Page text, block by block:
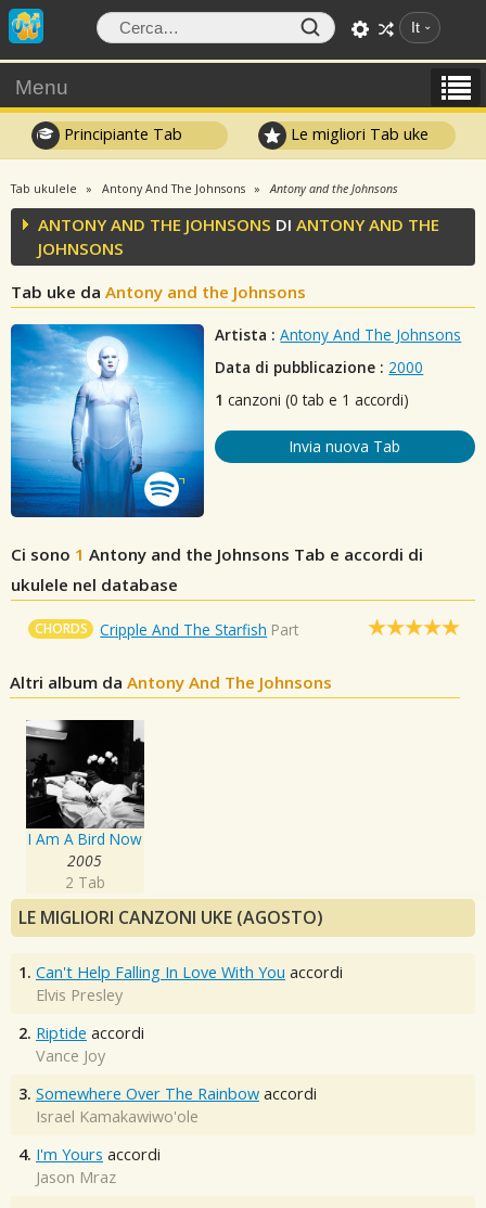
It
Menu
Principiante Tab Le migliori Tab uke
Tab ukulele Antony And The Johnsons Antony and the Johnsons
ANTONY AND THE JOHNSONS DI ANTONY AND THE
JOHNSONS
Tab uke da Antony and the Johnsons
Artista : Antony And The Johnsons
Data di pubblicazione : 2000
1 canzoni (0 tab e 1 accordi)
Invia nuova Tab
Ci sono 1 Antony and the Johnsons Tab e accordi di
ukulele nel database
CHORDS Cripple And The Starfish Part
Altri album daAntony And The Johnsons
I Am A Bird Now
2005
2 Tab
LE MIGLIORI CANZONI UKE (AGOSTO)
1. Can't Help Falling In Love With You accordi
Elvis Presley
2. Riptide accordi
Vance Joy
3. Somewhere Over The Rainbow accordi
Israel Kamakawiwo'ole
4. I'm Yours accordi
Jason Mraz